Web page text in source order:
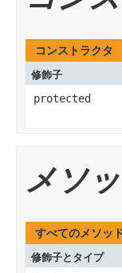
コンストラクタ
修飾子
protected
メソ
すべてのメソッ
修飾子とタイプ